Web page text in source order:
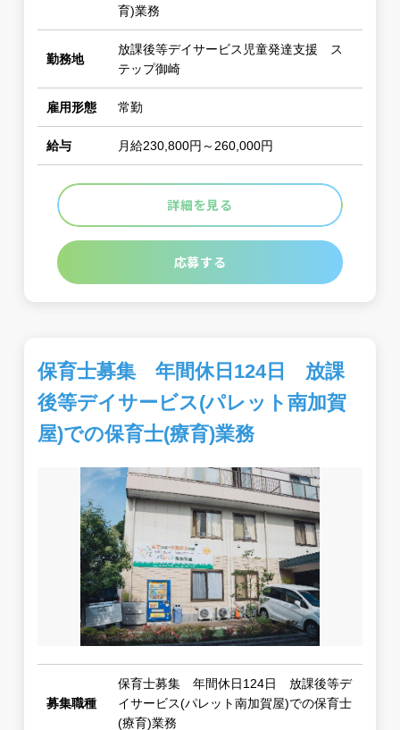
育)業務
勤務地
放課後等デイサービス児童発達支援 ス
テップ御崎
雇用形態 常勤
給与 月給230,800円～260,000円
詳細を見る
応募する
保育士募集 年間休日124日 放課
後等デイサービス(パレット南加賀
屋)での保育士(療育)業務
募集職種
保育士募集 年間休日124日 放課後等デ
イサービス(パレット南加賀屋)での保育士
(療育)業務